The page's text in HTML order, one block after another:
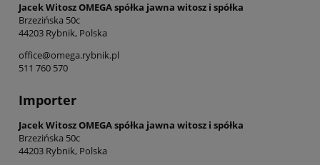
Jacek Witosz OMEGA spółka jawna witosz i spółka
Brzezińska 50c
44203 Rybnik, Polska
office@omega.rybnik.pl
511 760 570
Importer
Jacek Witosz OMEGA spółka jawna witosz i spółka
Brzezińska 50c
44203 Rybnik, Polska